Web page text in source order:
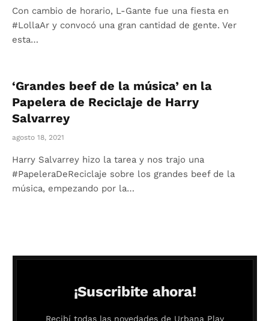
Con cambio de horario, L-Gante fue una fiesta en
#LollaAr y convocó una gran cantidad de gente. Ver
esta…
‘Grandes beef de la música’ en la
Papelera de Reciclaje de Harry
Salvarrey
agosto 18, 2021
Harry Salvarrey hizo la tarea y nos trajo una
#PapeleraDeReciclaje sobre los grandes beef de la
música, empezando por la…
¡Suscribite ahora!
Recibí todas las novedades de Urbana Play